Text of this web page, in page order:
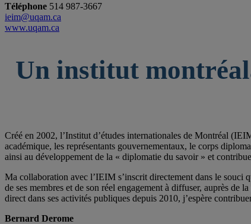
Téléphone 514 987-3667
ieim@uqam.ca
www.uqam.ca
Un institut
Créé en 2002, l’Institut d’études internationales de Montréal
académique, les représentants gouvernementaux, le corps
ainsi au développement de la « diplomatie du savoir » et
Ma collaboration avec l’IEIM s’inscrit directement dans le souci
de ses membres et de son réel engagement à diffuser, auprès de
direct dans ses activités publiques depuis 2010, j’espère
Bernard Derome